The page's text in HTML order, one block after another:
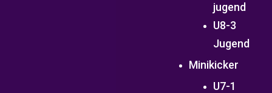
jugend
U8-3
Jugend
Minikicker
U7-1